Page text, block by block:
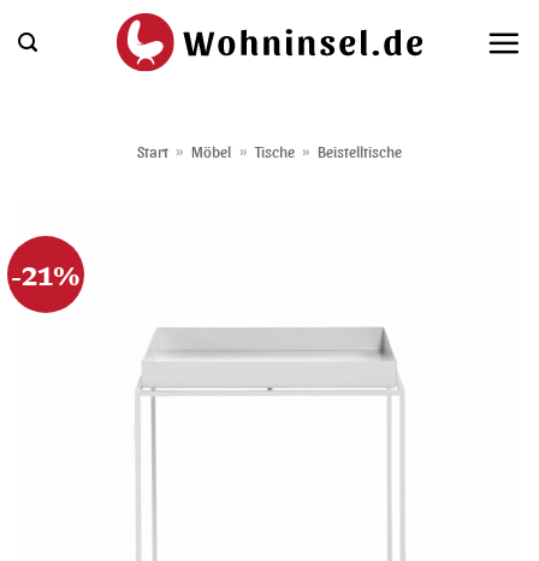
Inhalt
Start » Möbel » Tische » Beistelltische
-21%